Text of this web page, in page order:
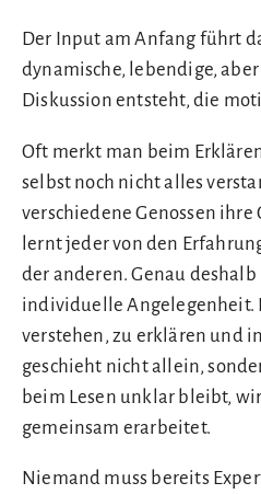
Der Input am Anfang führt
dynamische, lebendige,
Diskussion entsteht, die
Oft merkt man beim
selbst noch nicht alles
verschiedene Genossen
lernt jeder von den
der anderen. Genau
individuelle Angelegenheit.
verstehen, zu erklären und
geschieht nicht allein,
beim Lesen unklar bleibt,
gemeinsam erarbeitet.
Niemand muss bereits